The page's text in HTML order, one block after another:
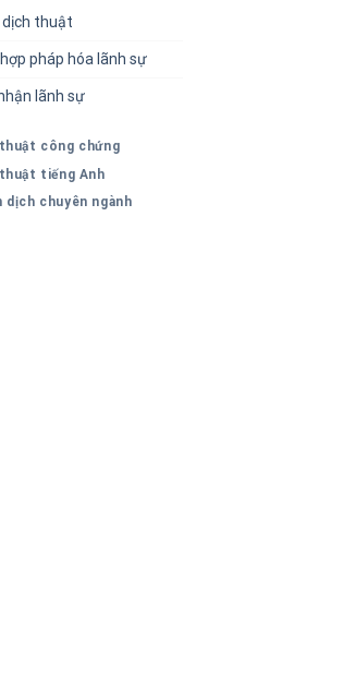
dịch thuật
pháp hóa lãnh sự
lãnh sự
thuật công chứng
thuật tiếng Anh
dịch chuyên ngành